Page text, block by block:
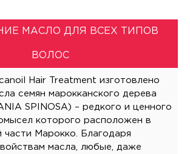
МАСЛО ДЛЯ ВСЕХ ТИПОВ
ВОЛОС
Hair Treatment изготовлено
семян марокканского дерева
SPINOSA) – редкого и ценного
которого расположен в
части Марокко. Благодаря
масла, любые, даже